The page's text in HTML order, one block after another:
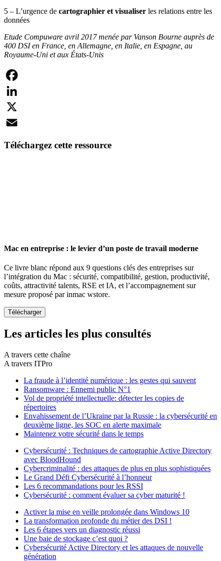
5 – L’urgence de cartographier et visualiser les relations entre les
données
Etude Compuware avril 2017 menée par Vanson Bourne auprès de
400 DSI en France, en Allemagne, en Italie, en Espagne, au
Royaume-Uni et aux États-Unis
Facebook
LinkedIn
X
Téléchargez cette ressource
Mac en entreprise : le levier d’un poste de travail moderne
Ce livre blanc répond aux 9 questions clés des entreprises sur
l’intégration du Mac : sécurité, compatibilité, gestion, productivité,
coûts, attractivité talents, RSE et IA, et l’accompagnement sur
mesure proposé par inmac wstore.
Les articles les plus consultés
A travers cette chaîne
A travers ITPro
La fraude à l’identité numérique : les gestes qui sauvent
Ransomware : Ennemi public N°1
Vol de propriété intellectuelle: détecter les copies de
répertoires
Envahissement de l’Ukraine par la Russie : la cybersécurité en
deuxième ligne, les SOC en alerte maximale
Maintenez votre sécurité dans le temps
Cybersécurité : Techniques de cartographie Active Directory
avec BloodHound
Cybercriminalité : des attaques de plus en plus sophistiquées
Le Grand Défi Cybersécurité à l’honneur
Les 6 recommandations pour les RSSI
Cybersécurité : comment évaluer sa cyber maturité !
Activer la mise en veille prolongée dans Windows 10
La transformation profonde du métier des DSI !
Les 6 étapes vers un diagnostic réussi
Une baie de stockage c’est quoi ?
Cybersécurité Active Directory et les attaques de nouvelle
génération